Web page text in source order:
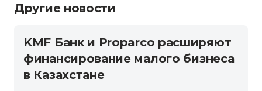
Другие новости
KMF Банк и Proparco расширяют
финансирование малого бизнеса
в Казахстане